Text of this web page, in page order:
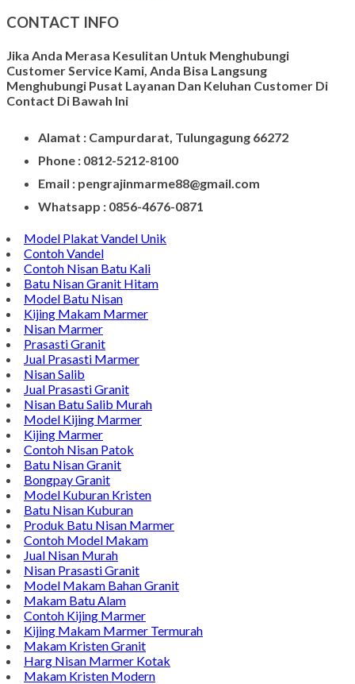
CONTACT INFO
Jika Anda Merasa Kesulitan Untuk Menghubungi
Customer Service Kami, Anda Bisa Langsung
Menghubungi Pusat Layanan Dan Keluhan Customer Di
Contact Di Bawah Ini
Alamat : Campurdarat, Tulungagung 66272
Phone : 0812-5212-8100
Email : pengrajinmarme88@gmail.com
Whatsapp : 0856-4676-0871
Model Plakat Vandel Unik
Contoh Vandel
Contoh Nisan Batu Kali
Batu Nisan Granit Hitam
Model Batu Nisan
Kijing Makam Marmer
Nisan Marmer
Prasasti Granit
Jual Prasasti Marmer
Nisan Salib
Jual Prasasti Granit
Nisan Batu Salib Murah
Model Kijing Marmer
Kijing Marmer
Contoh Nisan Patok
Batu Nisan Granit
Bongpay Granit
Model Kuburan Kristen
Batu Nisan Kuburan
Produk Batu Nisan Marmer
Contoh Model Makam
Jual Nisan Murah
Nisan Prasasti Granit
Model Makam Bahan Granit
Makam Batu Alam
Contoh Kijing Marmer
Kijing Makam Marmer Termurah
Makam Kristen Granit
Harg Nisan Marmer Kotak
Makam Kristen Modern